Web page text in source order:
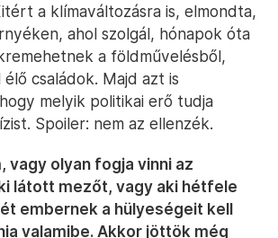
a klímaváltozásra is, elmondta,
ahol szolgál, hónapok óta
a földművelésből,
családok. Majd azt is
melyik politikai erő tudja
Spoiler: nem az ellenzék.
vagy olyan fogja vinni az
látott mezőt, vagy aki hétfele
embernek a hülyeségeit kell
valamibe. Akkor jöttök még